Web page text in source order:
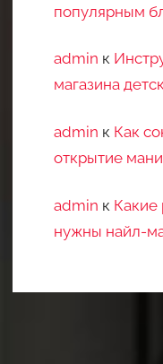
популярным
admin к
магазина
admin к Как
открытие
admin к Какие
нужны найл-